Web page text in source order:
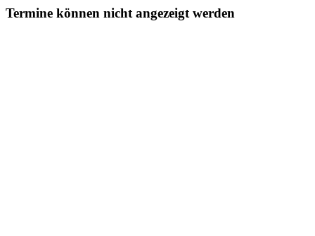
Termine können nicht angezeigt werden